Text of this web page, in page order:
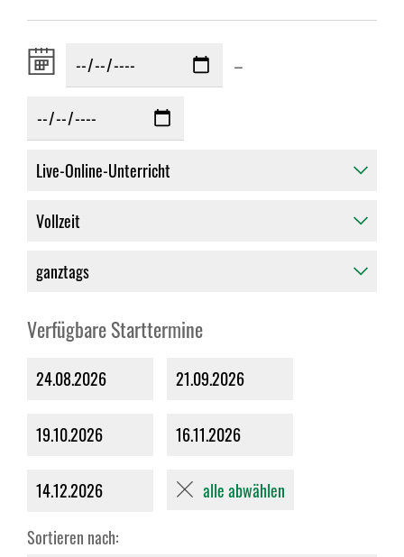
Zeitraum
von:
–
Verfügbare Starttermine
24.08.2026 21.09.2026
19.10.2026 16.11.2026
14.12.2026 alle abwählen
Sortieren nach: